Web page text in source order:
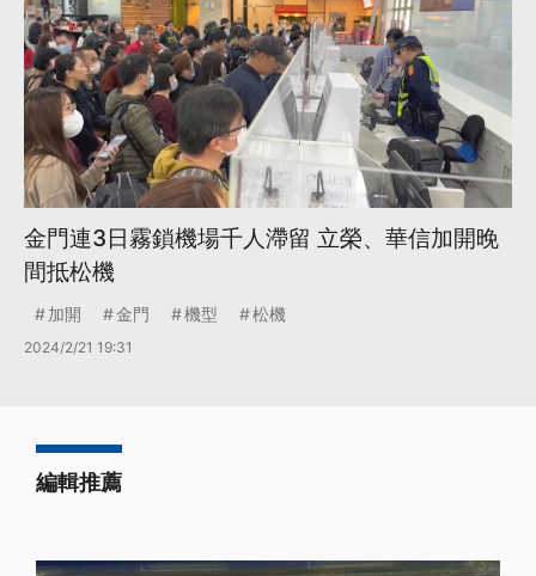
金門連3日霧鎖機場千人滯留 立榮、華信加開晚
間抵松機
加開 金門 機型 松機
2024/2/21 19:31
編輯推薦